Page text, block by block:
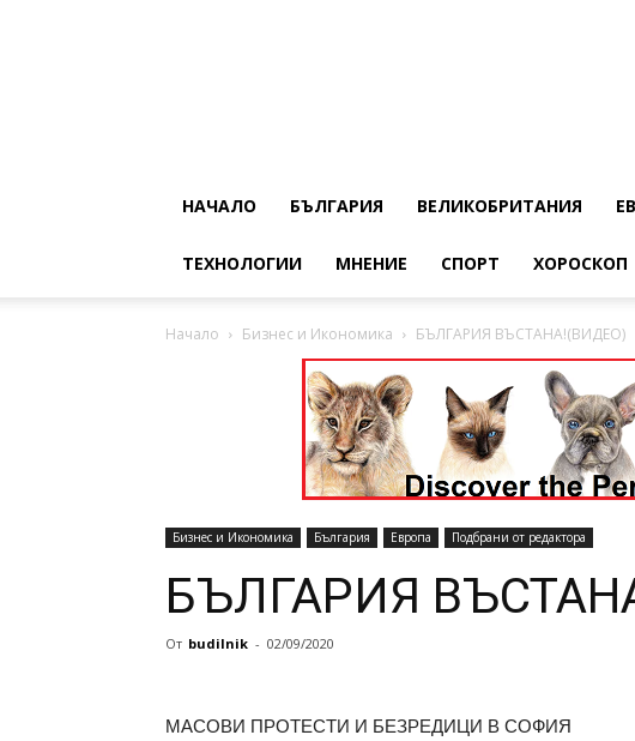
НАЧАЛО БЪЛГАРИЯ ВЕЛИКОБРИТАНИЯ
ТЕХНОЛОГИИ МНЕНИЕ СПОРТ ХОРОСКОП
Начало Бизнес и Икономика БЪЛГАРИЯ ВЪСТАНА!(ВИДЕО)
Бизнес и Икономика България Европа Подбрани от редактора
БЪЛГАРИЯ
От budilnik - 02/09/2020
МАСОВИ ПРОТЕСТИ И БЕЗРЕДИЦИ В СОФИЯ